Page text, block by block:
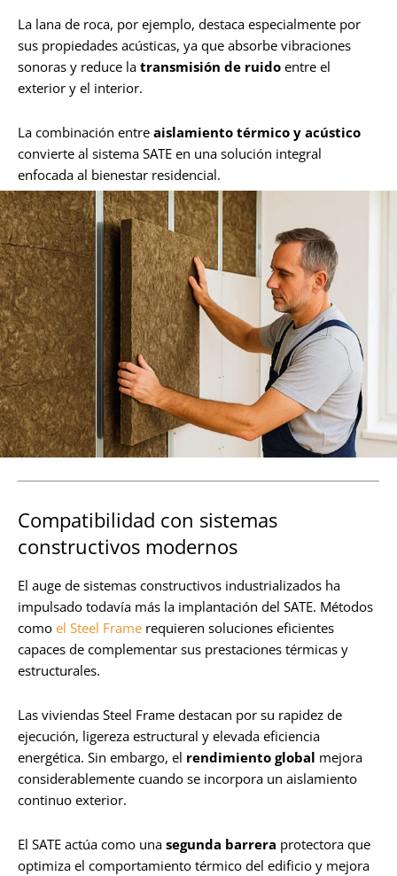
La lana de roca, por ejemplo, destaca especialmente por
sus propiedades acústicas, ya que absorbe vibraciones
sonoras y reduce la transmisión de ruido entre el
exterior y el interior.
La combinación entre aislamiento térmico y acústico
convierte al sistema SATE en una solución integral
enfocada al bienestar residencial.
Compatibilidad con sistemas
constructivos modernos
El auge de sistemas constructivos industrializados ha
impulsado todavía más la implantación del SATE. Métodos
como el Steel Frame requieren soluciones eficientes
capaces de complementar sus prestaciones térmicas y
estructurales.
Las viviendas Steel Frame destacan por su rapidez de
ejecución, ligereza estructural y elevada eficiencia
energética. Sin embargo, el rendimiento global mejora
considerablemente cuando se incorpora un aislamiento
continuo exterior.
El SATE actúa como una segunda barrera protectora que
optimiza el comportamiento térmico del edificio y mejora